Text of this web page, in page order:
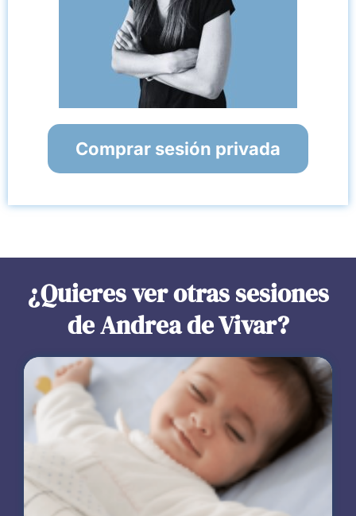
Comprar sesión privada
¿Quieres ver otras sesiones
de Andrea de Vivar?